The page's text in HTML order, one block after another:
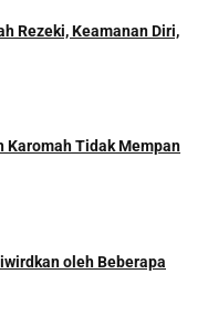
Rezeki, Keamanan Diri,
Karomah Tidak Mempan
oleh Beberapa